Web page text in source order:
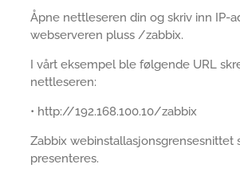
Åpne nettleseren din og skriv inn IP-
webserveren pluss /zabbix.
I vårt eksempel ble følgende URL
nettleseren:
• http://192.168.100.10/zabbix
Zabbix webinstallasjonsgrensesnittet
presenteres.